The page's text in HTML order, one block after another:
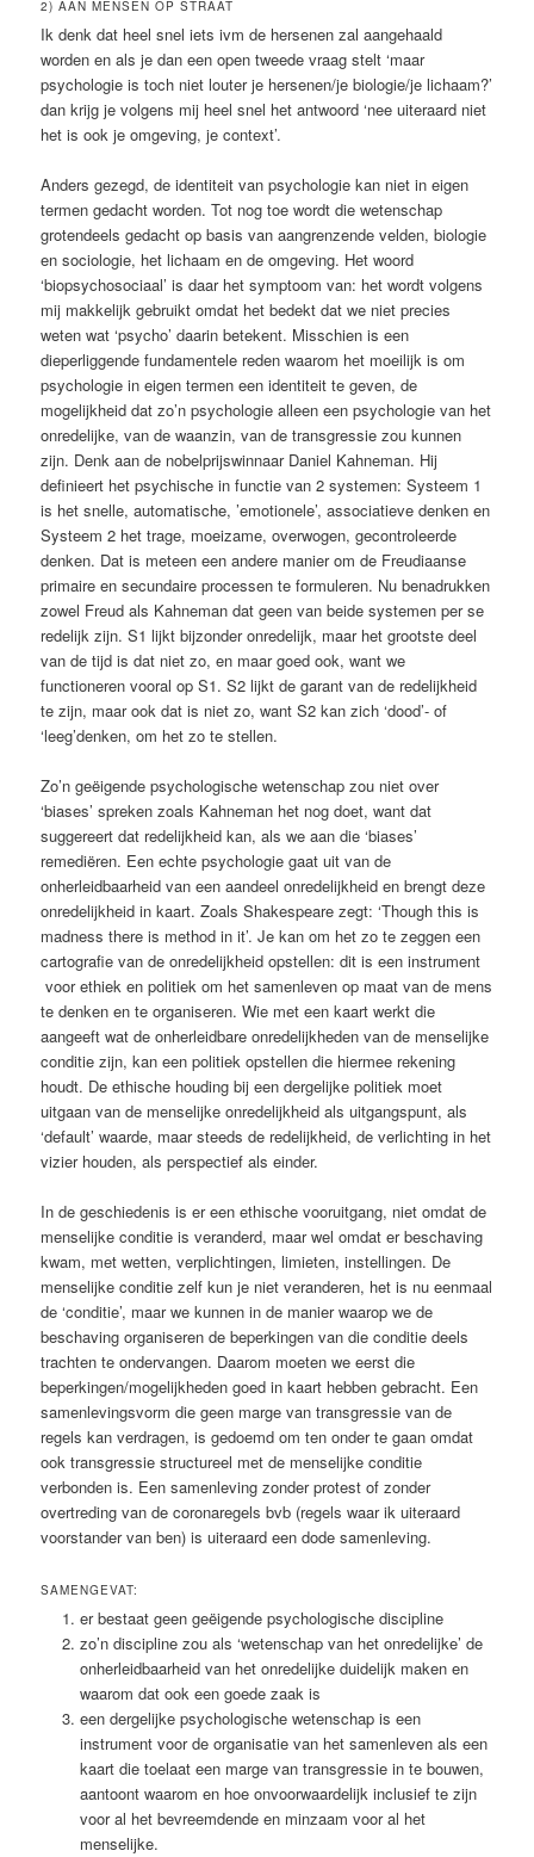
2) AAN MENSEN OP STRAAT
Ik denk dat heel snel iets ivm de hersenen zal aangehaald
worden en als je dan een open tweede vraag stelt ‘maar
psychologie is toch niet louter je hersenen/je biologie/je lichaam?’
dan krijg je volgens mij heel snel het antwoord ‘nee uiteraard niet
het is ook je omgeving, je context’.
Anders gezegd, de identiteit van psychologie kan niet in eigen
termen gedacht worden. Tot nog toe wordt die wetenschap
grotendeels gedacht op basis van aangrenzende velden, biologie
en sociologie, het lichaam en de omgeving. Het woord
‘biopsychosociaal’ is daar het symptoom van: het wordt volgens
mij makkelijk gebruikt omdat het bedekt dat we niet precies
weten wat ‘psycho’ daarin betekent. Misschien is een
dieperliggende fundamentele reden waarom het moeilijk is om
psychologie in eigen termen een identiteit te geven, de
mogelijkheid dat zo’n psychologie alleen een psychologie van het
onredelijke, van de waanzin, van de transgressie zou kunnen
zijn. Denk aan de nobelprijswinnaar Daniel Kahneman. Hij
definieert het psychische in functie van 2 systemen: Systeem 1
is het snelle, automatische, ’emotionele’, associatieve denken en
Systeem 2 het trage, moeizame, overwogen, gecontroleerde
denken. Dat is meteen een andere manier om de Freudiaanse
primaire en secundaire processen te formuleren. Nu benadrukken
zowel Freud als Kahneman dat geen van beide systemen per se
redelijk zijn. S1 lijkt bijzonder onredelijk, maar het grootste deel
van de tijd is dat niet zo, en maar goed ook, want we
functioneren vooral op S1. S2 lijkt de garant van de redelijkheid
te zijn, maar ook dat is niet zo, want S2 kan zich ‘dood’- of
‘leeg’denken, om het zo te stellen.
Zo’n geëigende psychologische wetenschap zou niet over
‘biases’ spreken zoals Kahneman het nog doet, want dat
suggereert dat redelijkheid kan, als we aan die ‘biases’
remediëren. Een echte psychologie gaat uit van de
onherleidbaarheid van een aandeel onredelijkheid en brengt deze
onredelijkheid in kaart. Zoals Shakespeare zegt: ‘Though this is
madness there is method in it’. Je kan om het zo te zeggen een
cartografie van de onredelijkheid opstellen: dit is een instrument
voor ethiek en politiek om het samenleven op maat van de mens
te denken en te organiseren. Wie met een kaart werkt die
aangeeft wat de onherleidbare onredelijkheden van de menselijke
conditie zijn, kan een politiek opstellen die hiermee rekening
houdt. De ethische houding bij een dergelijke politiek moet
uitgaan van de menselijke onredelijkheid als uitgangspunt, als
‘default’ waarde, maar steeds de redelijkheid, de verlichting in het
vizier houden, als perspectief als einder.
In de geschiedenis is er een ethische vooruitgang, niet omdat de
menselijke conditie is veranderd, maar wel omdat er beschaving
kwam, met wetten, verplichtingen, limieten, instellingen. De
menselijke conditie zelf kun je niet veranderen, het is nu eenmaal
de ‘conditie’, maar we kunnen in de manier waarop we de
beschaving organiseren de beperkingen van die conditie deels
trachten te ondervangen. Daarom moeten we eerst die
beperkingen/mogelijkheden goed in kaart hebben gebracht. Een
samenlevingsvorm die geen marge van transgressie van de
regels kan verdragen, is gedoemd om ten onder te gaan omdat
ook transgressie structureel met de menselijke conditie
verbonden is. Een samenleving zonder protest of zonder
overtreding van de coronaregels bvb (regels waar ik uiteraard
voorstander van ben) is uiteraard een dode samenleving.
SAMENGEVAT:
er bestaat geen geëigende psychologische discipline
zo’n discipline zou als ‘wetenschap van het onredelijke’ de
onherleidbaarheid van het onredelijke duidelijk maken en
waarom dat ook een goede zaak is
een dergelijke psychologische wetenschap is een
instrument voor de organisatie van het samenleven als een
kaart die toelaat een marge van transgressie in te bouwen,
aantoont waarom en hoe onvoorwaardelijk inclusief te zijn
voor al het bevreemdende en minzaam voor al het
menselijke.